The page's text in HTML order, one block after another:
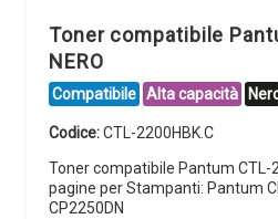
Toner compatibile
NERO
Compatibile Alta capacità
Codice:CTL-2200HBK.C
Toner compatibile Pantum CTL-
pagine per Stampanti: Pantum
CP2250DN